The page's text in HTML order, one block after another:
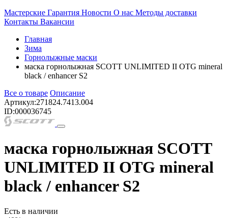
Мастерские Гарантия Новости О нас Методы доставки
Контакты Вакансии
Главная
Зима
Горнолыжные маски
маска горнолыжная SCOTT UNLIMITED II OTG mineral
black / enhancer S2
Все о товаре Описание
Артикул:271824.7413.004
ID:000036745
маска горнолыжная SCOTT
UNLIMITED II OTG mineral
black / enhancer S2
Есть в наличии